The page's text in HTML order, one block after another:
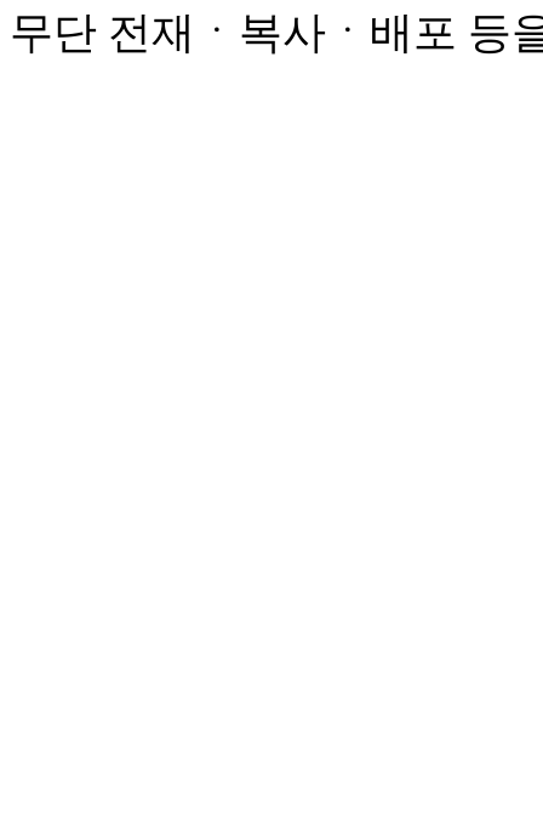
무단 전재ㆍ복사ㆍ배포 등